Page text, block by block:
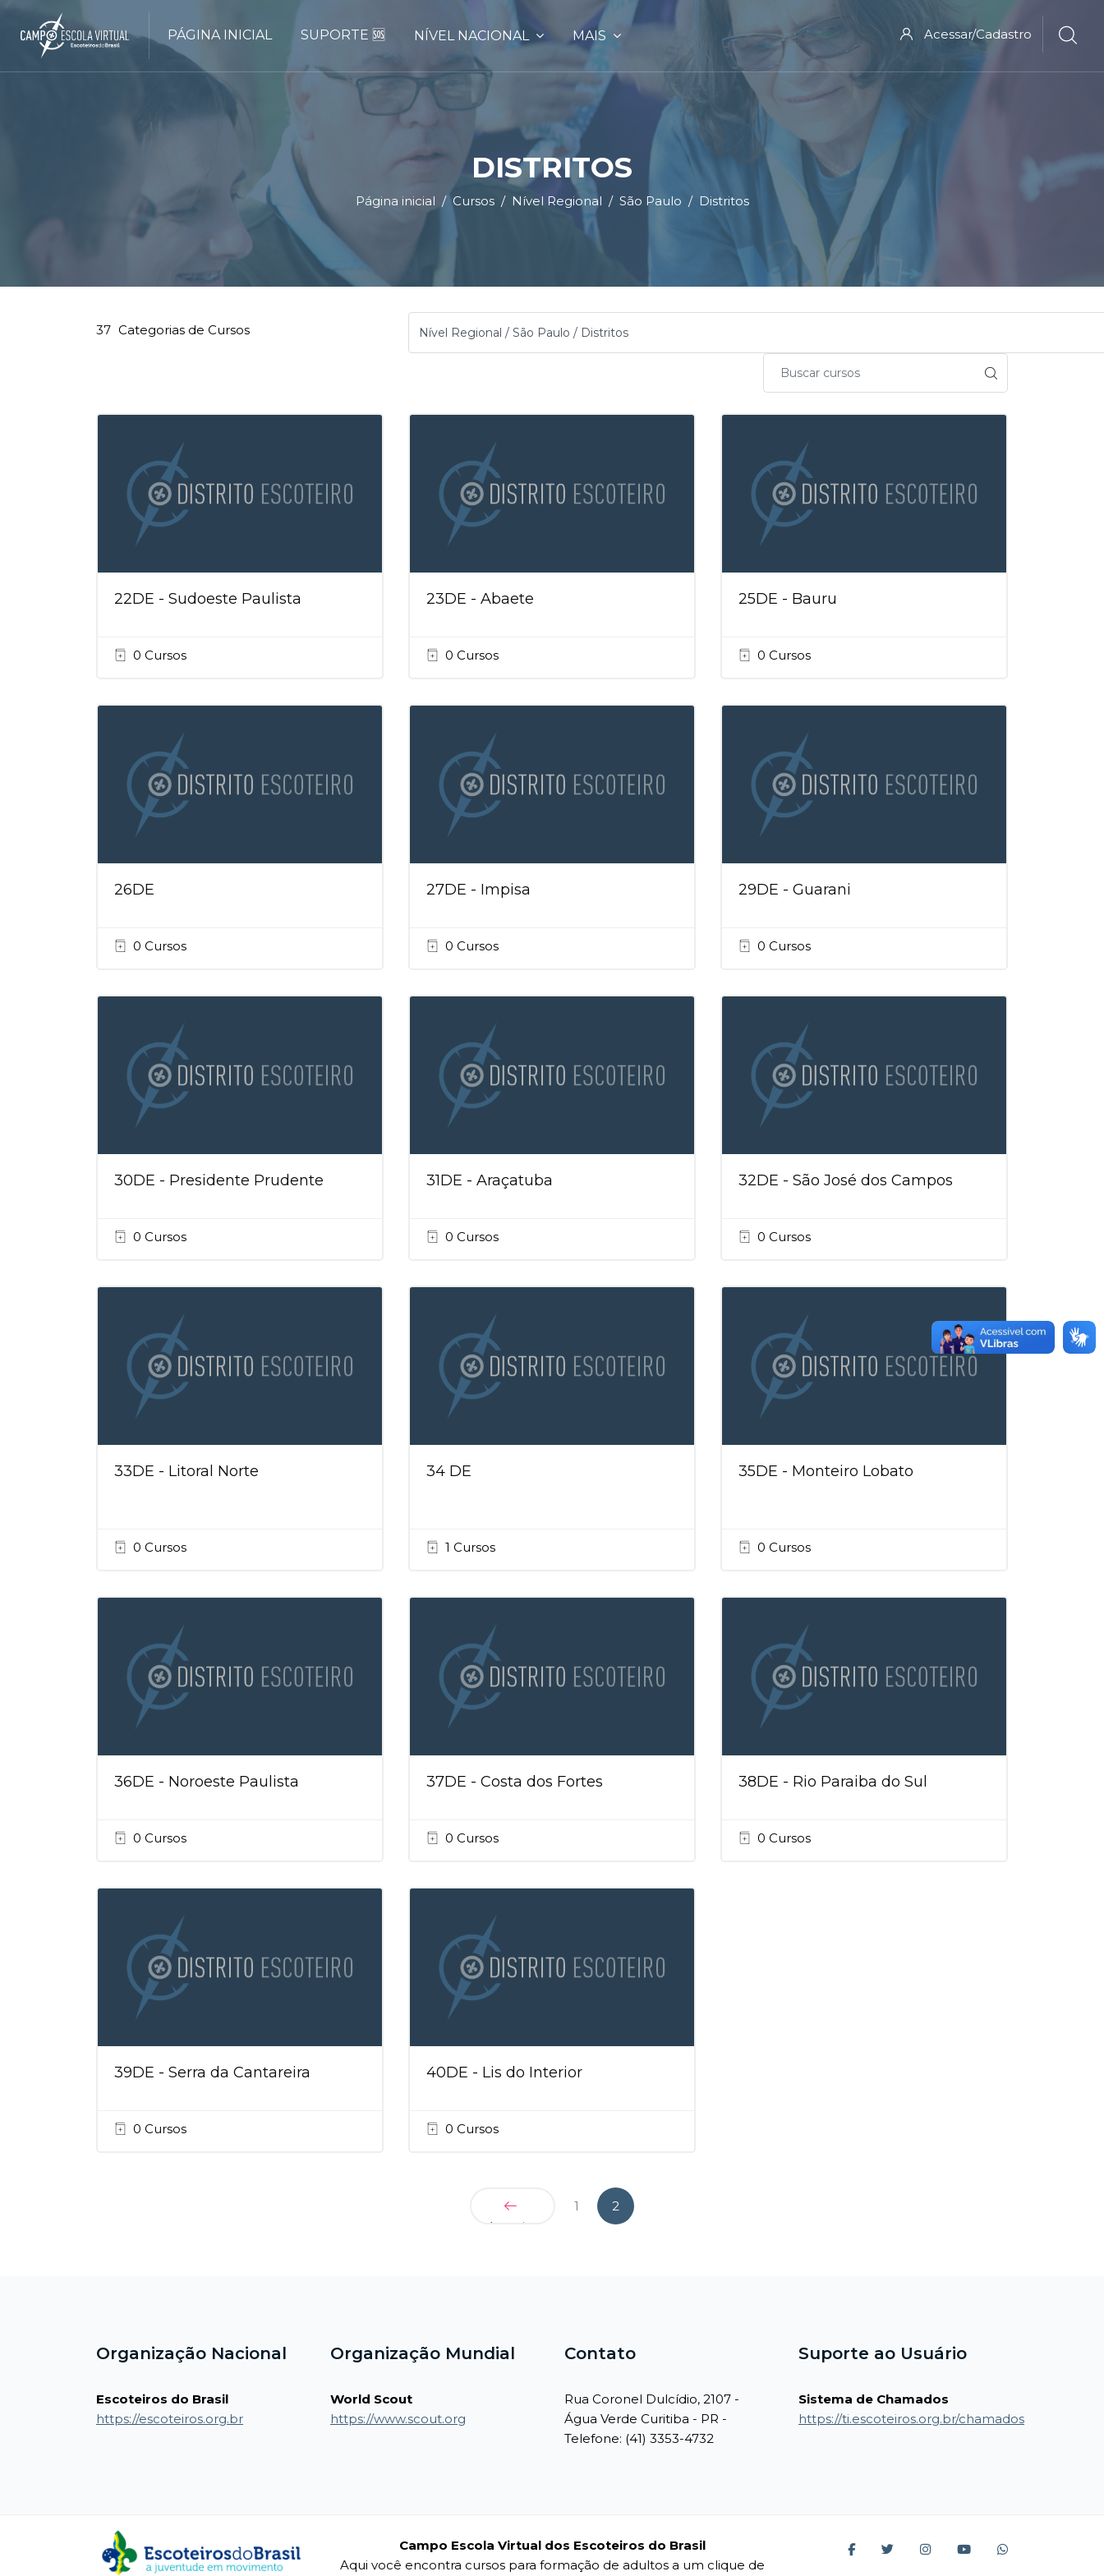
PÁGINA INICIAL SUPORTE 🆘 NÍVEL NACIONAL MAIS Acessar/Cadastro
DISTRITOS
Página inicial Cursos Nível Regional São Paulo Distritos
Blocos
37 Categorias de Cursos
22DE - Sudoeste Paulista
0 Cursos
23DE - Abaete
0 Cursos
25DE - Bauru
0 Cursos
26DE
0 Cursos
27DE - Impisa
0 Cursos
29DE - Guarani
0 Cursos
30DE - Presidente Prudente
0 Cursos
31DE - Araçatuba
0 Cursos
32DE - São José dos Campos
0 Cursos
33DE - Litoral Norte
0 Cursos
34 DE
1 Cursos
35DE - Monteiro Lobato
0 Cursos
36DE - Noroeste Paulista
0 Cursos
37DE - Costa dos Fortes
0 Cursos
38DE - Rio Paraiba do Sul
0 Cursos
39DE - Serra da Cantareira
0 Cursos
40DE - Lis do Interior
0 Cursos
Anterior
1 2 (atual)
Organização Nacional
Escoteiros do Brasil
https://escoteiros.org.br
Organização Mundial
World Scout
https://www.scout.org
Contato
Rua Coronel Dulcídio, 2107 -
Água Verde Curitiba - PR -
Telefone: (41) 3353-4732
Suporte ao Usuário
Sistema de Chamados
https://ti.escoteiros.org.br/chamados
Campo Escola Virtual dos Escoteiros do Brasil
Aqui você encontra cursos para formação de adultos a um clique de